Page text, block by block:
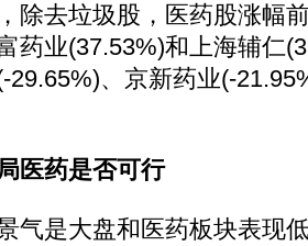
去垃圾股，医药股涨幅
药业(37.53%)和上海辅仁
29.65%)、京新药业(-
医药是否可行
是大盘和医药板块表现